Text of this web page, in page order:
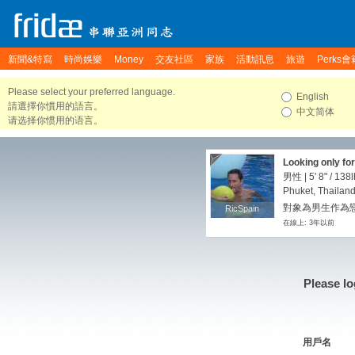
新聞&特寫 時尚娛樂 Money 交友社區 家族 活動訊息 旅遊 Perks會
Please select your preferred language.
請選擇你慣用的語言。
请选择你惯用的语言。
English
中文简体
RicSpain
RicSpain
Looking only
男性 | 5' 8" /
Phuket, Thailand
對象為男生作為
在線上: 3年以前
Please
用戶名